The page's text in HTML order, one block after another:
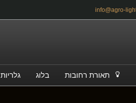
תאורת רחובות בלוג גלריות